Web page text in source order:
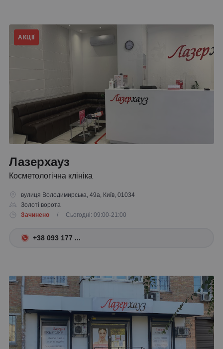
АКЦІЇ
Лазерхауз
Косметологічна клініка
вулиця Володимирська, 49а, Київ, 01034
Золоті ворота
Зачинено
/ Сьогодні: 09:00-21:00
+38 093 177 ...